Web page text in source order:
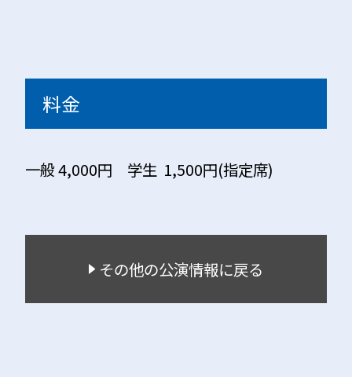
料金
一般 4,000円 学生 1,500円(指定席)
その他の公演情報に戻る